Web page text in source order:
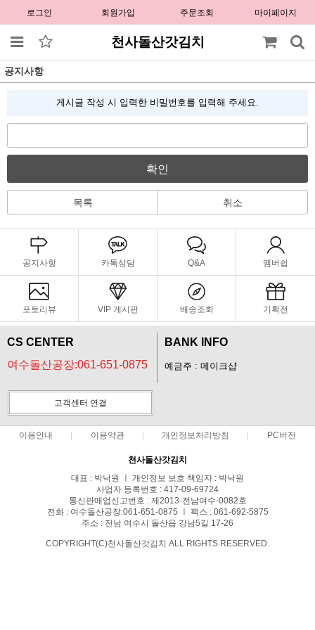
로그인 회원가입 주문조회 마이페이지
천사돌산갓김치
공지사항
게시글 작성 시 입력한 비밀번호를 입력해 주세요.
확인
목록 취소
공지사항 카톡상담 Q&A 멤버쉽
포토리뷰 VIP 게시판 배송조회 기획전
CS CENTER
여수돌산공장:061-651-0875
BANK INFO
예금주 : 메이크샵
고객센터 연결
이용안내 이용약관 개인정보처리방침 PC버전
천사돌산갓김치
대표 : 박낙원 ㅣ 개인정보 보호 책임자 : 박낙원
사업자 등록번호 : 417-09-69724
통신판매업신고번호 : 제2013-전남여수-0082호
전화 : 여수돌산공장:061-651-0875 ㅣ 팩스 : 061-692-5875
주소 : 전남 여수시 돌산읍 강남5길 17-26
COPYRIGHT(C)천사돌산갓김치 ALL RIGHTS RESERVED.